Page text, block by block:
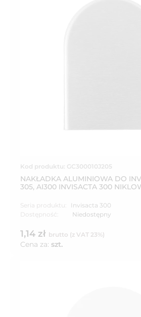
Kod produktu: GC300010J205
NAKŁADKA ALUMINIOWA DO
305, AI300 INVISACTA 300
Seria produktu:
Invisacta 300
Dostępność:
Niedostępny
1,14 zł brutto (z VAT 23%)
Cena za: szt.